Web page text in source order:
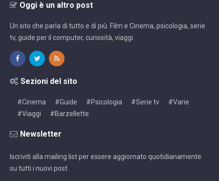
Oggi è un altro post
Un sito che parla di tutto e di più. Film e Cinema, psicologia, serie
tv, guide per il computer, curiosità, viaggi.
Sezioni del sito
#Cinema #Guide #Psicologia #Serie tv
#Varie
#Viaggi
#Barzellette
Newsletter
Iscriviti alla mailing list per essere aggiornato quotidianamente
su tutti i nuovi post